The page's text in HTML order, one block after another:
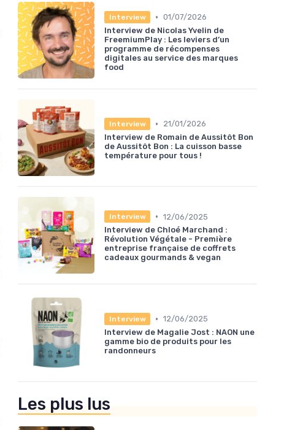
Interview • 01/07/2026
Interview de Nicolas Yvelin de
FreemiumPlay : Les leviers d’un
programme de récompenses
digitales au service des marques
food
Interview •
21/01/2026
Interview de Romain de Aussitôt Bon
de Aussitôt Bon : La cuisson basse
température pour tous !
Interview • 12/06/2025
Interview de Chloé Marchand :
Révolution Végétale - Première
entreprise française de coffrets
cadeaux gourmands & vegan
Interview • 12/06/2025
Interview de Magalie Jost : NAON une
gamme bio de produits pour les
randonneurs
Les plus lus